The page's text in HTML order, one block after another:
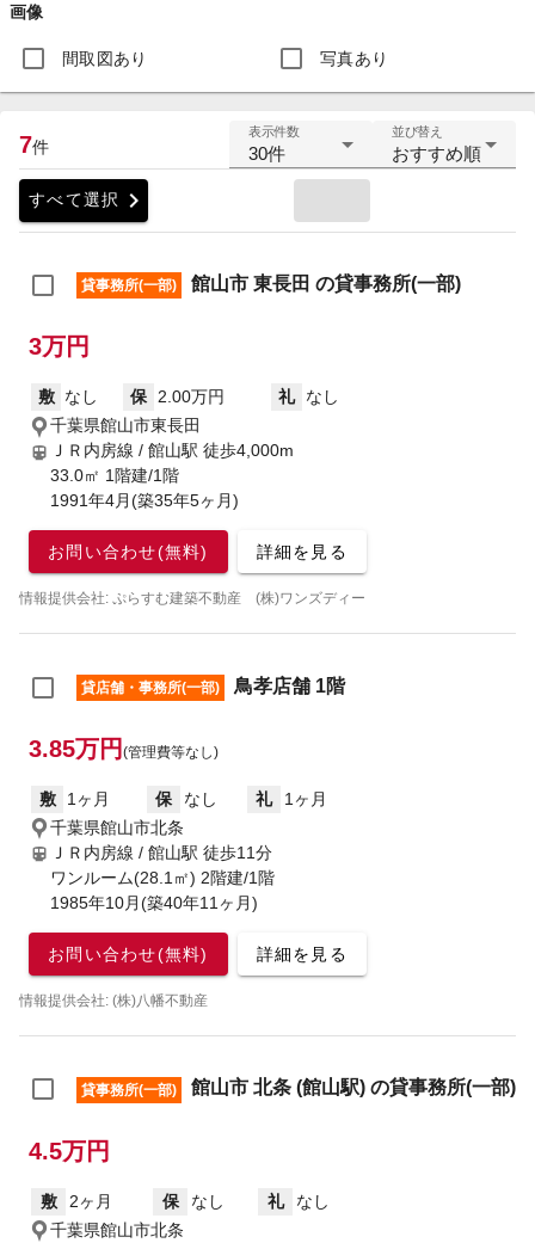
画像
間取図あり 写真あり
7件
表示件数
30件
並び替え
おすすめ順
すべて選択 chevron_right
貸事務所(一部) 館山市 東長田 の貸事務所(一部)
3万円
敷 なし 保 2.00万円 礼
なし
千葉県館山市東長田
ＪＲ内房線 / 館山駅 徒歩4,000m
33.0㎡ 1階建/1階
1991年4月(築35年5ヶ月)
お問い合わせ(無料) 詳細を見る
情報提供会社: ぷらすむ建築不動産 (株)ワンズディー
貸店舗・事務所(一部) 鳥孝店舗 1階
3.85万円 (管理費等なし)
敷 1ヶ月 保 なし 礼
1ヶ月
千葉県館山市北条
ＪＲ内房線 / 館山駅 徒歩11分
ワンルーム(28.1㎡) 2階建/1階
1985年10月(築40年11ヶ月)
お問い合わせ(無料) 詳細を見る
情報提供会社: (株)八幡不動産
貸事務所(一部) 館山市 北条 (館山駅) の貸事務所(一部)
4.5万円
敷 2ヶ月 保 なし 礼
なし
千葉県館山市北条